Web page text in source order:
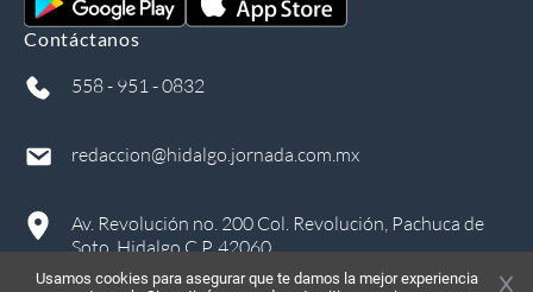
Contáctanos
558 - 951 - 0832
redaccion@hidalgo.jornada.com.mx
Av. Revolución no. 200 Col. Revolución, Pachuca de
Soto, Hidalgo C.P. 42060
Usamos cookies para asegurar que te damos la mejor experiencia